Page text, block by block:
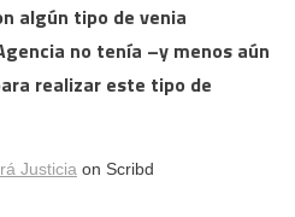
algún tipo de venia
no tenía –y menos aún
realizar este tipo de
Justicia on Scribd